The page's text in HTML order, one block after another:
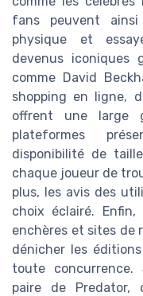
fans peuvent
physique et
devenus iconiques
comme David
shopping en ligne,
offrent une large
plateformes
disponibilité de
chaque joueur de
plus, les avis des
choix éclairé.
enchères et sites de
dénicher les
toute concurrence.
paire de Predator,